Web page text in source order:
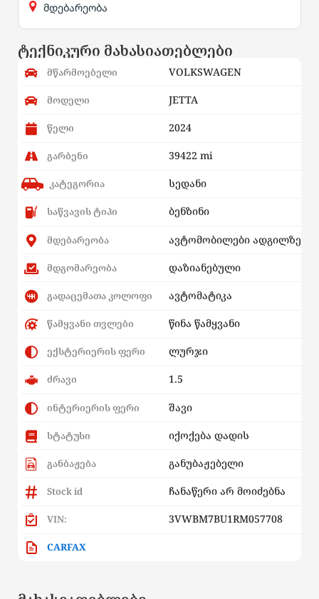
მდებარეობა
ტექნიკური მახასიათებლები
მწარმოებელი VOLKSWAGEN
მოდელი JETTA
წელი 2024
გარბენი 39422 mi
კატეგორია სედანი
საწვავის ტიპი ბენზინი
მდებარეობა ავტომობილები ადგილზე
მდგომარეობა დაზიანებული
გადაცემათა კოლოფი ავტომატიკა
წამყვანი თვლები წინა წამყვანი
ექსტერიერის ფერი ლურჯი
ძრავი 1.5
ინტერიერის ფერი შავი
სტატუსი იქოქება დადის
განბაჟება განუბაჟებელი
Stock id ჩანაწერი არ მოიძებნა
VIN: 3VWBM7BU1RM057708
CARFAX